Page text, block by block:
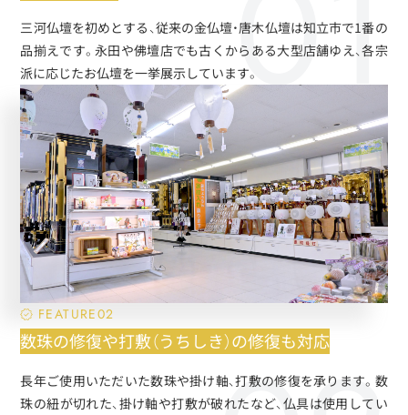
三河仏壇を初めとする、従来の金仏壇・唐木仏壇は知立市で1番の
品揃えです。永田や佛壇店でも古くからある大型店舗ゆえ、各宗
派に応じたお仏壇を一挙展示しています。
FEATURE02
数珠の修復や打敷（うちしき）の修復も対応
長年ご使用いただいた数珠や掛け軸、打敷の修復を承ります。数
珠の紐が切れた、掛け軸や打敷が破れたなど、仏具は使用してい